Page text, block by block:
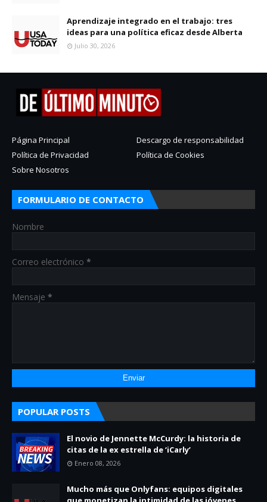
Aprendizaje integrado en el trabajo: tres
ideas para una política eficaz desde Alberta
Julio 30, 2026
Página Principal
Descargo de responsabilidad
Política de Privacidad
Política de Cookies
Sobre Nosotros
FORMULARIO DE CONTACTO
Nombre
Correo electrónico *
Mensaje *
POPULAR POSTS
El novio de Jennette McCurdy: la historia de
citas de la ex estrella de ‘iCarly’
Enero 08, 2026
Mucho más que Onlyfans: equipos digitales